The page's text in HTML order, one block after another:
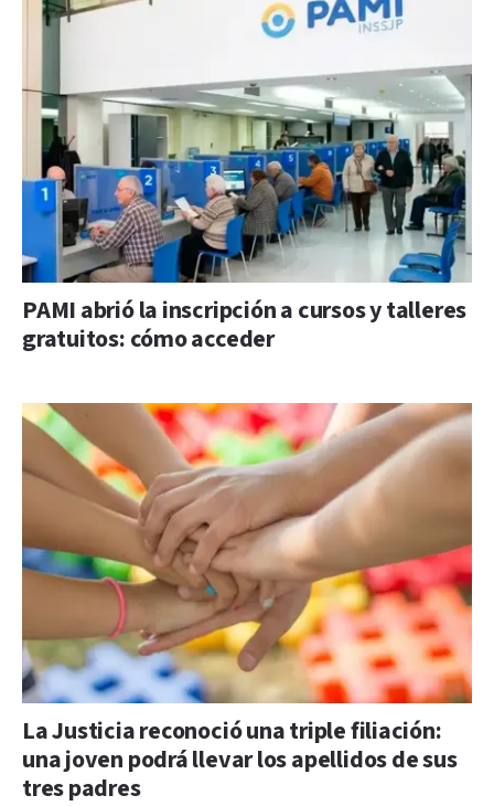
PAMI abrió la inscripción a cursos y talleres
gratuitos: cómo acceder
La Justicia reconoció una triple filiación:
una joven podrá llevar los apellidos de sus
tres padres